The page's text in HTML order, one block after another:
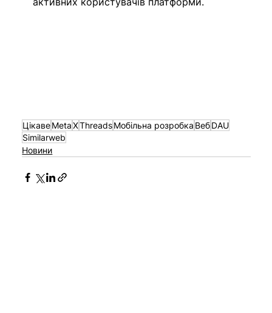
ЦікавеMetaXThreadsМобільна розробка ВебDAU
Similarweb
Новини